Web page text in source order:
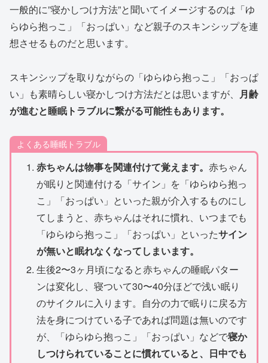
一般的に”寝かしつけ方法”と聞いてイメージするのは「ゆ
らゆら抱っこ」「おっぱい」など親子のスキンシップを連
想させるものだと思います。
スキンシップを取りながらの「ゆらゆら抱っこ」「おっぱ
い」も素晴らしい寝かしつけ方法だとは思いますが、
月齢
が進むと睡眠トラブルに繋がる可能性もあります。
よくある睡眠トラブル
赤ちゃんは物事を関連付けて覚えます。 赤ちゃん
が眠りと関連付ける「サイン」を「ゆらゆら抱っ
こ」「おっぱい」といった親が介入するものにし
てしまうと、赤ちゃんはそれに慣れ、いつまでも
「ゆらゆら抱っこ」「おっぱい」といったサイン
が無いと眠れなくなってしまいます。
生後2〜3ヶ月頃になると赤ちゃんの睡眠パター
ンは変化し、寝ついて30〜40分ほどで浅い眠り
のサイクルに入ります。自分の力で眠りに戻る方
法を身につけている子であれば問題は無いのです
が、「ゆらゆら抱っこ」「おっぱい」などで寝か
しつけられていることに慣れていると、日中でも